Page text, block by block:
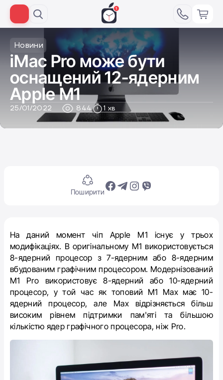
Новини
iMac Pro може бути
оснащений 12-ядерним
Apple M1
25/01/2022 844 1 хв
Поширити
На даний момент чіп Apple M1 існує у трьох
модифікаціях. В оригінальному M1 використовується
8-ядерний процесор з 7-ядерним або 8-ядерним
вбудованим графічним процесором. Модернізований
M1 Pro використовує 8-ядерний або 10-ядерний
процесор, у той час як топовий M1 Max має 10-
ядерний процесор, але Max відрізняється більш
високим рівнем підтримки пам'яті та більшою
кількістю ядер графічного процесора, ніж Pro.